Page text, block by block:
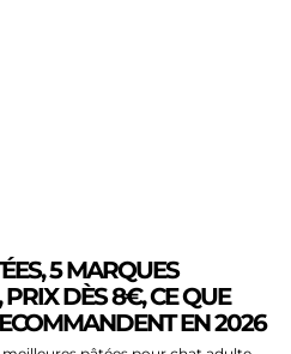
5 MARQUES
DÈS 8€, CE QUE
EN 2026